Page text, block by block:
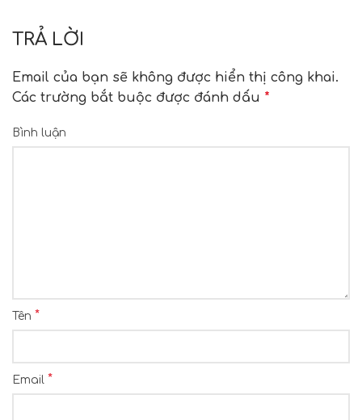
TRẢ LỜI
Email của bạn sẽ không được hiển thị công khai.
Các trường bắt buộc được đánh dấu *
Bình luận
Tên *
Email *